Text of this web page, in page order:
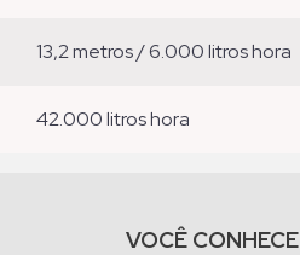
13,2 metros / 6.000 litros hora
42.000 litros hora
VOCÊ CONHECE